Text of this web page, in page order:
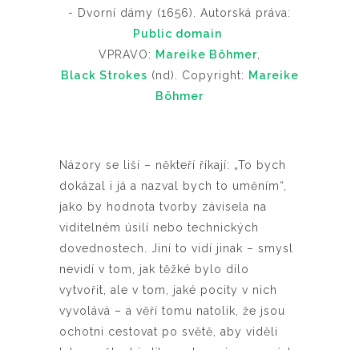
- Dvorní dámy (1656). Autorská práva:
Public domain
VPRAVO: Mareike Böhmer
Black Strokes (nd). Copyright: Mareike
Böhmer
Názory se liší – někteří říkají: „To bych
dokázal i já a nazval bych to uměním“,
jako by hodnota tvorby závisela na
viditelném úsilí nebo technických
dovednostech. Jiní to vidí jinak – smysl
nevidí v tom, jak těžké bylo dílo
vytvořit, ale v tom, jaké pocity v nich
vyvolává – a věří tomu natolik, že jsou
ochotni cestovat po světě, aby viděli